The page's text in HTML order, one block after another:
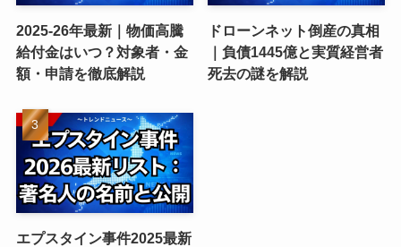
2025-26年最新｜物価高騰
給付金はいつ？対象者・金
額・申請を徹底解説
ドローンネット倒産の真相
｜負債1445億と実質経営者
死去の謎を解説
エプスタイン事件2025最新